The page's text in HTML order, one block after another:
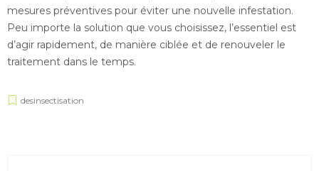
mesures préventives pour éviter une nouvelle infestation.
Peu importe la solution que vous choisissez, l’essentiel est
d’agir rapidement, de manière ciblée et de renouveler le
traitement dans le temps.
desinsectisation